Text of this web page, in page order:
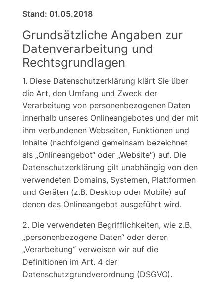
Stand: 01.05.2018
Grundsätzliche Angaben zur
Datenverarbeitung und
Rechtsgrundlagen
1. Diese Datenschutzerklärung klärt Sie über
die Art, den Umfang und Zweck der
Verarbeitung von personenbezogenen Daten
innerhalb unseres Onlineangebotes und der mit
ihm verbundenen Webseiten, Funktionen und
Inhalte (nachfolgend gemeinsam bezeichnet
als „Onlineangebot“ oder „Website“) auf. Die
Datenschutzerklärung gilt unabhängig von den
verwendeten Domains, Systemen, Plattformen
und Geräten (z.B. Desktop oder Mobile) auf
denen das Onlineangebot ausgeführt wird.
2. Die verwendeten Begrifflichkeiten, wie z.B.
„personenbezogene Daten“ oder deren
„Verarbeitung“ verweisen wir auf die
Definitionen im Art. 4 der
Datenschutzgrundverordnung (DSGVO).